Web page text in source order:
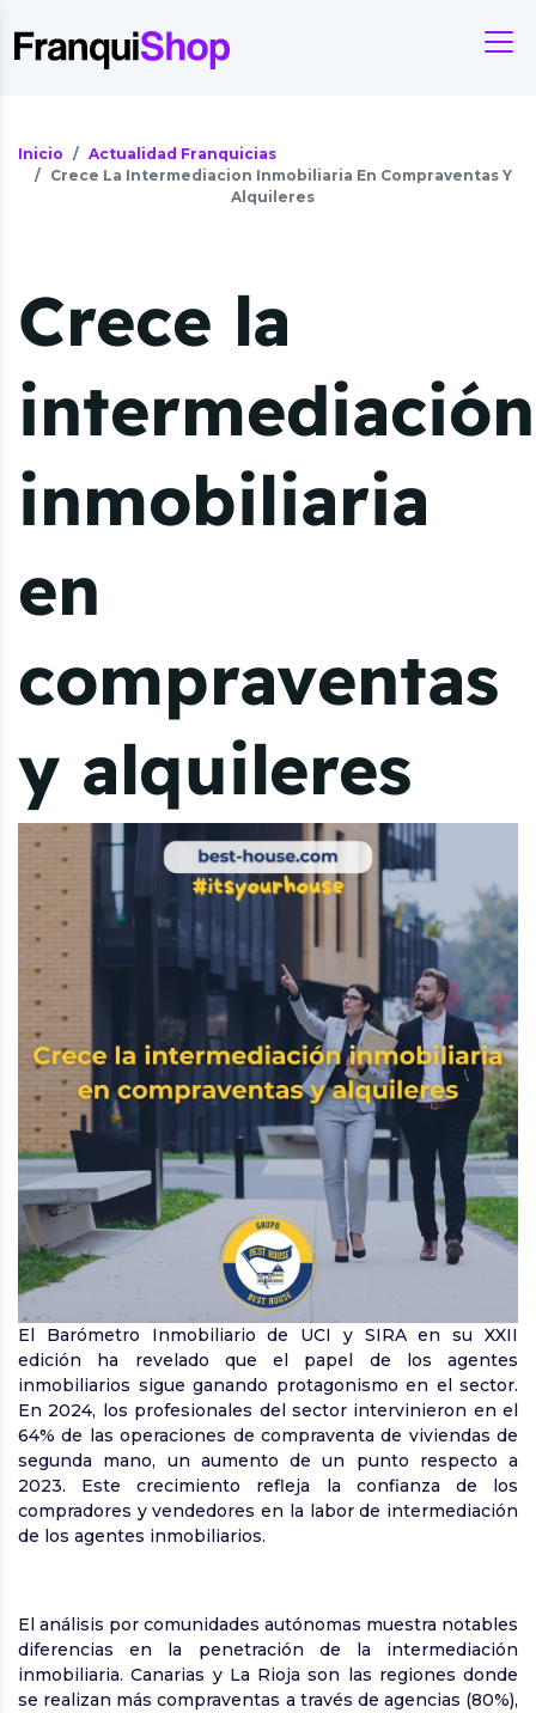
Inicio
Actualidad Franquicias
Crece La Intermediacion Inmobiliaria En Compraventas Y
Alquileres
Crece la
intermediación
inmobiliaria
en
compraventas
y alquileres
El Barómetro Inmobiliario de UCI y SIRA en su XXII
edición ha revelado que el papel de los agentes
inmobiliarios sigue ganando protagonismo en el sector.
En 2024, los profesionales del sector intervinieron en el
64% de las operaciones de compraventa de viviendas de
segunda mano, un aumento de un punto respecto a
2023. Este crecimiento refleja la confianza de los
compradores y vendedores en la labor de intermediación
de los agentes inmobiliarios.
El análisis por comunidades autónomas muestra notables
diferencias en la penetración de la intermediación
inmobiliaria. Canarias y La Rioja son las regiones donde
se realizan más compraventas a través de agencias (80%),